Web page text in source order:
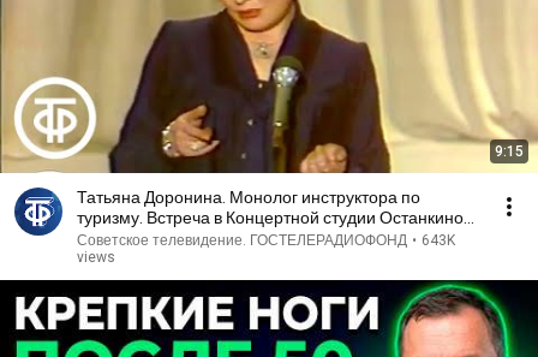
9:15
Татьяна Доронина. Монолог инструктора по
туризму. Встреча в Концертной студии Останкино
(1982)
Советское телевидение. ГОСТЕЛЕРАДИОФОНД • 643K
views